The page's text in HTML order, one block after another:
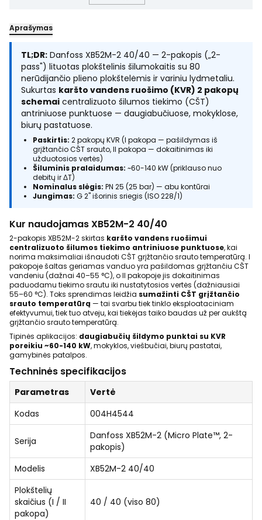
Aprašymas
TL;DR: Danfoss XB52M-2 40/40 — 2-pakopis („2-
pass") lituotas plokštelinis šilumokaitis su 80
nerūdijančio plieno plokštelėmis ir variniu lydmetaliu.
Sukurtas karšto vandens ruošimo (KVR) 2 pakopų
schemai centralizuoto šilumos tiekimo (CŠT)
antriniuose punktuose — daugiabučiuose, mokyklose,
biurų pastatuose.
Paskirtis: 2 pakopų KVR (I pakopa — pašildymas iš
grįžtančio CŠT srauto, II pakopa — dokaitinimas iki
užduotosios vertės)
Šiluminis pralaidumas: ~60-140 kW (priklauso nuo
debitų ir ΔT)
Nominalus slėgis: PN 25 (25 bar) — abu kontūrai
Jungimas: G 2" išorinis sriegis (ISO 228/1)
Kur naudojamas XB52M-2 40/40
2-pakopis XB52M-2 skirtas karšto vandens ruošimui
centralizuoto šilumos tiekimo antriniuose punktuose, kai
norima maksimaliai išnaudoti CŠT grįžtančio srauto temperatūrą. I
pakopoje šaltas geriamas vanduo yra pašildomas grįžtančiu CŠT
vandeniu (dažnai 40–55 °C), o II pakopoje jis dokaitinimas
paduodamu tiekimo srautu iki nustatytosios vertės (dažniausiai
55–60 °C). Toks sprendimas leidžia sumažinti CŠT grįžtančio
srauto temperatūrą — tai svarbu tiek tinklo eksploataciniam
efektyvumui, tiek tuo atveju, kai tiekėjas taiko baudas už per aukštą
grįžtančio srauto temperatūrą.
Tipinės aplikacijos: daugiabučių šildymo punktai su KVR
poreikiu ~60-140 kW, mokyklos, viešbučiai, biurų pastatai,
gamybinės patalpos.
Techninės specifikacijos
Parametras
Vertė
Kodas
004H4544
Serija
Danfoss XB52M-2 (Micro Plate™, 2-
pakopis)
Modelis
XB52M-2 40/40
Plokštelių
skaičius (I / II
pakopa)
40 / 40 (viso 80)